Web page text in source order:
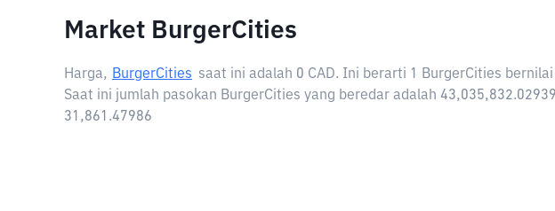
Market BurgerCities
Harga, BurgerCities saat ini adalah 0 CAD. Ini berarti 1 BurgerCities
Saat ini jumlah pasokan BurgerCities yang beredar adalah
31,861.47986